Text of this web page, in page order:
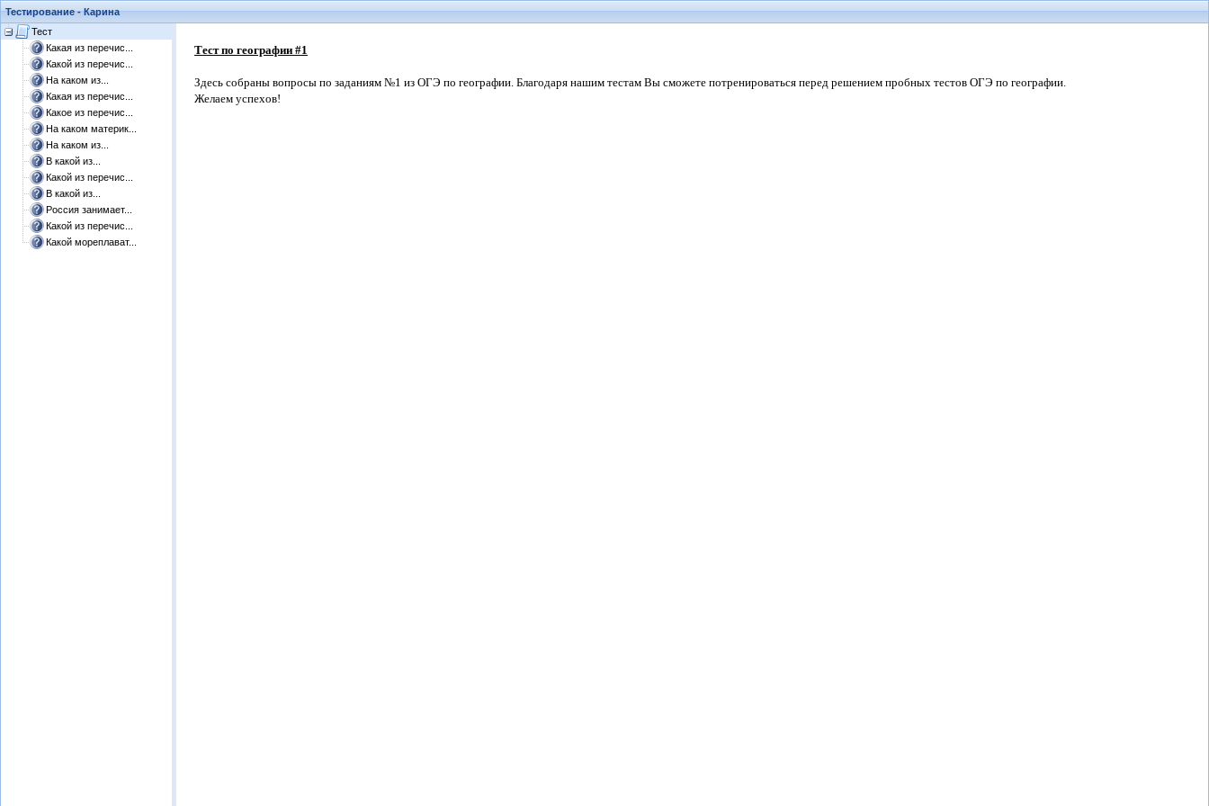
Тестирование - Карина
Тест
Какая из перечис...
Какой из перечис...
На каком из...
Какая из перечис...
Какое из перечис...
На каком материк...
На каком из...
В какой из...
Какой из перечис...
В какой из...
Россия занимает...
Какой из перечис...
Какой мореплават...
Тест по географии #1
Здесь собраны вопросы по заданиям №1 из ОГЭ по географии. Благодаря нашим тестам Вы сможете потренироваться перед решением пробных тестов ОГЭ по географии.
Желаем успехов!